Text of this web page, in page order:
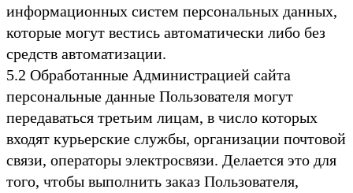
информационных систем персональных данных,
которые могут вестись автоматически либо без
средств автоматизации.
5.2 Обработанные Администрацией сайта
персональные данные Пользователя могут
передаваться третьим лицам, в число которых
входят курьерские службы, организации почтовой
связи, операторы электросвязи. Делается это для
того, чтобы выполнить заказ Пользователя,